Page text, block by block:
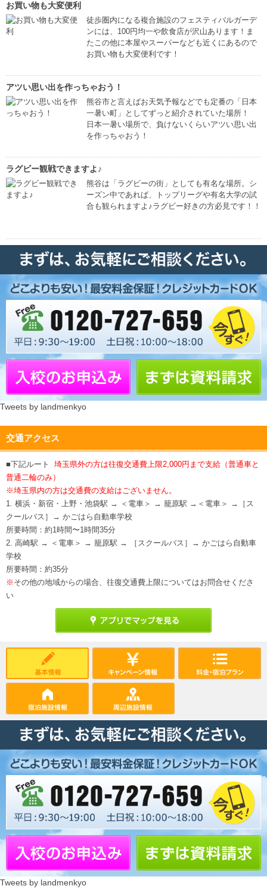
お買い物も大変便利
徒歩圏内になる複合施設のフェスティバルガーデ
ンには、100円均一や飲食店が沢山あります！ま
たこの他に本屋やスーパーなども近くにあるので
お買い物も大変便利です！
アツい思い出を作っちゃおう！
熊谷市と言えばお天気予報などでも定番の「日本
一暑い町」としてずっと紹介されていた場所！
日本一暑い場所で、負けないくらいアツい思い出
を作っちゃおう！
ラグビー観戦できますよ♪
熊谷は「ラグビーの街」としても有名な場所。シ
ーズン中であれば、トップリーグや有名大学の試
合も観られますよ♪ラグビー好きの方必見です！！
Tweets by landmenkyo
交通アクセス
■下記ルート 埼玉県外の方は往復交通費上限2,000円まで支給（普通車と
普通二輪のみ）
※埼玉県内の方は交通費の支給はございません。
1. 横浜・新宿・上野・池袋駅 → ＜電車＞ → 籠原駅 →＜電車＞ →［ス
クールバス］→ かごはら自動車学校
所要時間：約1時間〜1時間35分
2. 高崎駅 → ＜電車＞ → 籠原駅 → ［スクールバス］→ かごはら自動車
学校
所要時間：約35分
※ その他の地域からの場合、往復交通費上限についてはお問合せくださ
い
Tweets by landmenkyo